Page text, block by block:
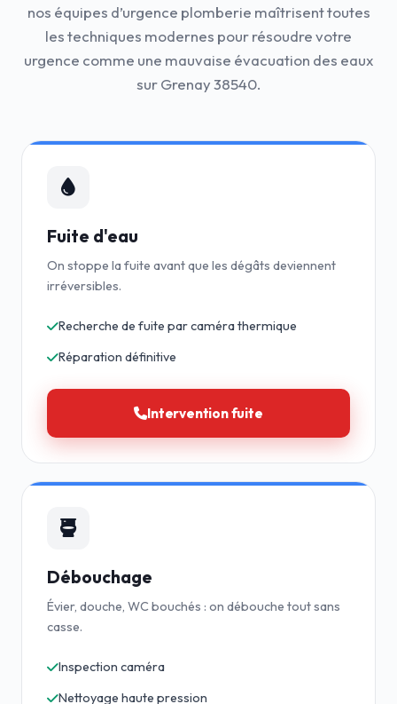
nos équipes d’urgence plomberie maîtrisent toutes
les techniques modernes pour résoudre votre
urgence comme une mauvaise évacuation des eaux
sur Grenay 38540.
Fuite d'eau
On stoppe la fuite avant que les dégâts deviennent
irréversibles.
Recherche de fuite par caméra thermique
Réparation définitive
Intervention fuite
Débouchage
Évier, douche, WC bouchés : on débouche tout sans
casse.
Inspection caméra
Nettoyage haute pression